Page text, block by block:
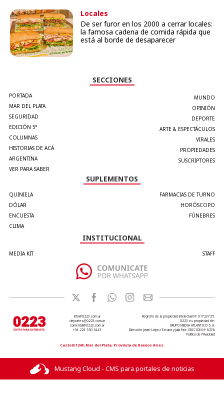
Locales
De ser furor en los 2000 a cerrar locales:
la famosa cadena de comida rápida que
está al borde de desaparecer
SECCIONES
PORTADA
MAR DEL PLATA
SEGURIDAD
EDICIÓN 5°
COLUMNAS
HISTORIAS DE ACÁ
ARGENTINA
VER PARA SABER
MUNDO
OPINIÓN
DEPORTE
ARTE & ESPECTÁCULOS
VIRALES
PROPIEDADES
SUSCRIPTORES
SUPLEMENTOS
QUINIELA
DÓLAR
ENCUESTA
CLIMA
FARMACIAS DE TURNO
HORÓSCOPO
FÚNEBRES
INSTITUCIONAL
MEDIA KIT STAFF
info@0223.com.ar
deportes@0223.com.ar
comercial@0223.com.ar
+54 223 550 5443
Registro de la propiedad intelectual Nº 01723725.
0223 es propiedad de:
GRUPO MEDIA ATLANTICO S.A.
Dirección: Javier López Ezcurra y Julia Paiz. EDICIÓN Nº 8278
Política de Privacidad
Castelli 1240 ,Mar del Plata, Provincia de Buenos Aires.
Mustang Cloud - CMS para portales de noticias